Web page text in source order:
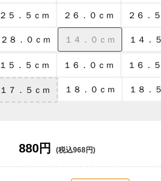
２５．５ｃｍ ２６．０ｃｍ ２６．
２８．０ｃｍ １４．０ｃｍ １４．
１５．５ｃｍ １６．０ｃｍ １６．
１７．５ｃｍ １８．０ｃｍ １８．
880円 (税込968円)